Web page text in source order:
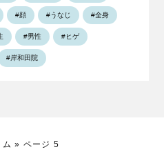
#顔 #うなじ #全身
#男性 #ヒゲ
#岸和田院
» ページ 5